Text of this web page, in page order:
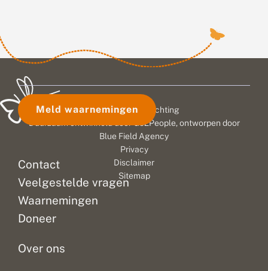
Contact
Veelgestelde vragen
Waarnemingen
Doneer
Over ons
Meld waarnemingen
© 2026 Vlinderstichting
Duurzaam ontwikkeld door
Go2People, ontworpen door
Blue Field Agency
Privacy
Disclaimer
Sitemap